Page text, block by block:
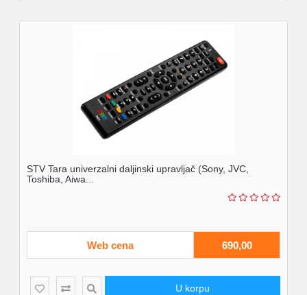
STV Tara univerzalni daljinski upravljač (Sony, JVC,
Toshiba, Aiwa...
Web cena 690,00
U korpu